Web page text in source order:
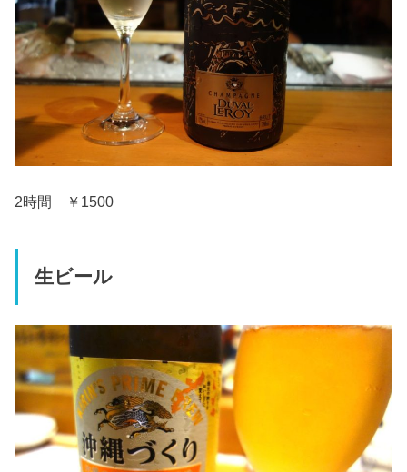
2時間 ￥1500
生ビール